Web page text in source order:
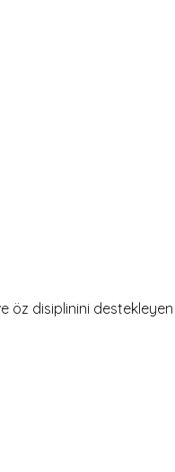
ve öz disiplinini